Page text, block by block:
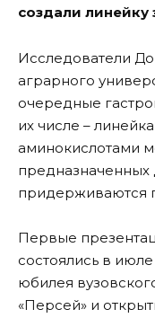
создали
Исследователи
аграрного
очередные
их числе –
аминокислотами
предназначенных
придерживаются
Первые
состоялись в
юбилея
«Персей» и